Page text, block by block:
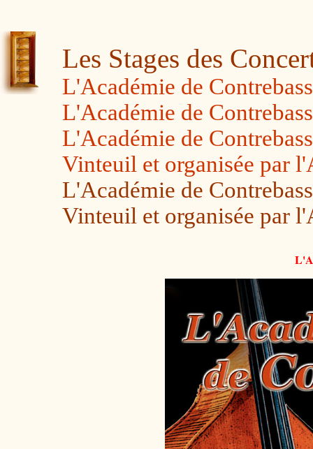
Les Stages des
L'Académie de
L'Académie de
L'Académie de
Vinteuil et organisée par
L'Académie de
Vinteuil et organisée par